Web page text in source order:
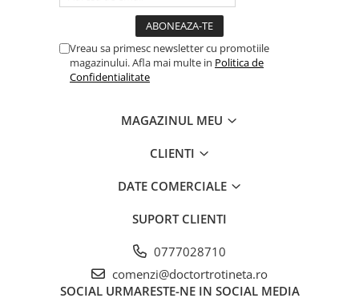
Vreau sa primesc newsletter cu promotiile
magazinului. Afla mai multe in Politica de
Confidentialitate
MAGAZINUL MEU
CLIENTI
DATE COMERCIALE
SUPORT CLIENTI
0777028710
comenzi@doctortrotineta.ro
SOCIAL URMARESTE-NE IN SOCIAL MEDIA